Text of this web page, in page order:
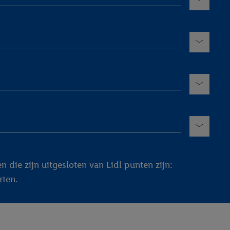
die zijn uitgesloten van Lidl punten zijn: